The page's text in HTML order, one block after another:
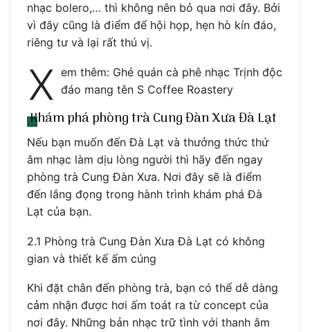
nhạc bolero,… thì không nên bỏ qua nơi đây. Bởi
vì đây cũng là điểm để hội họp, hẹn hò kín đáo,
riêng tư và lại rất thú vị.
X em thêm: Ghé quán cà phê nhạc Trịnh độc
đáo mang tên S Coffee Roastery
Khám phá phòng trà Cung Đàn Xưa Đà Lạt
Nếu bạn muốn đến Đà Lạt và thưởng thức thứ
âm nhạc làm dịu lòng người thì hãy đến ngay
phòng trà Cung Đàn Xưa. Nơi đây sẽ là điểm
đến lắng đọng trong hành trình khám phá Đà
Lạt của bạn.
2.1 Phòng trà Cung Đàn Xưa Đà Lạt có không
gian và thiết kế ấm cúng
Khi đặt chân đến phòng trà, bạn có thể dễ dàng
cảm nhận được hơi ấm toát ra từ concept của
nơi đây. Những bản nhạc trữ tình với thanh âm